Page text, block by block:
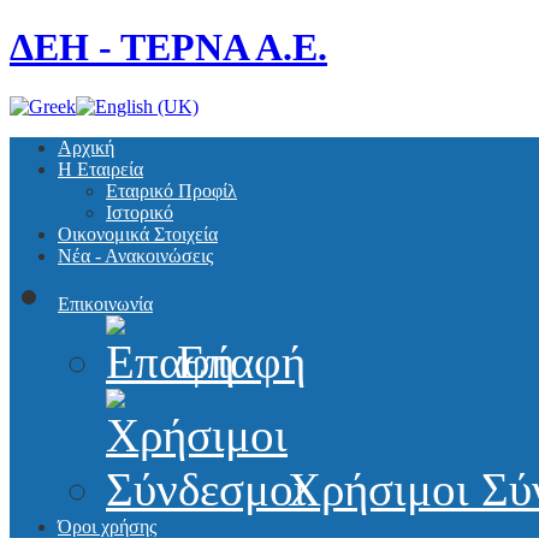
ΔΕΗ - ΤΕΡΝΑ Α.Ε.
Αρχική
Η Εταιρεία
Εταιρικό Προφίλ
Ιστορικό
Οικονομικά Στοιχεία
Νέα - Ανακοινώσεις
Επικοινωνία
Επαφή
Χρήσιμοι
Όροι χρήσης